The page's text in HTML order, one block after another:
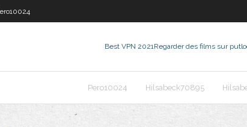
Best VPN 2021Regarder des films sur
Pero10024 Hilsabeck70895